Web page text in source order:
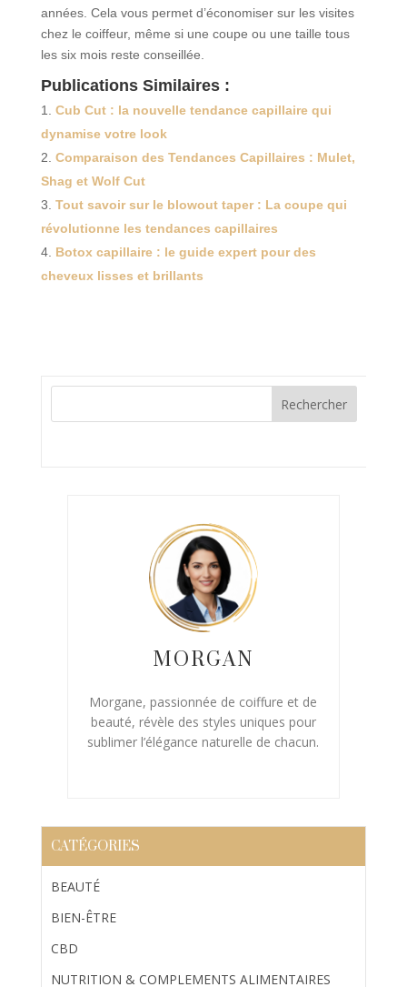
années. Cela vous permet d’économiser sur les visites
chez le coiffeur, même si une coupe ou une taille tous
les six mois reste conseillée.
Publications Similaires :
Cub Cut : la nouvelle tendance capillaire qui
dynamise votre look
Comparaison des Tendances Capillaires : Mulet,
Shag et Wolf Cut
Tout savoir sur le blowout taper : La coupe qui
révolutionne les tendances capillaires
Botox capillaire : le guide expert pour des
cheveux lisses et brillants
MORGAN
Morgane, passionnée de coiffure et de
beauté, révèle des styles uniques pour
sublimer l’élégance naturelle de chacun.
CATÉGORIES
BEAUTÉ
BIEN-ÊTRE
CBD
NUTRITION & COMPLEMENTS ALIMENTAIRES